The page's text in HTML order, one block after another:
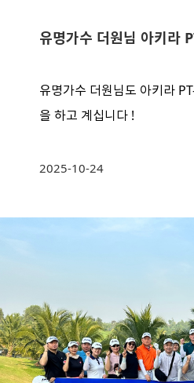
유명가수 더원님 아키라
유명가수 더원님도 아키라
을 하고 계십니다 !
2025-10-24